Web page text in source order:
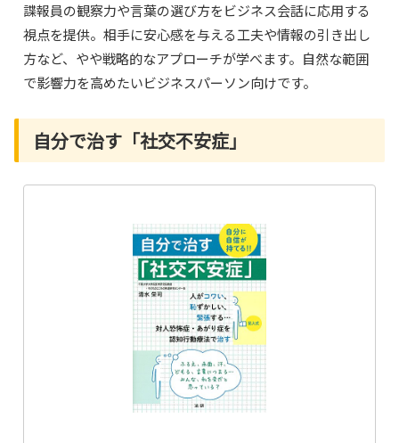
諜報員の観察力や言葉の選び方をビジネス会話に応用する
視点を提供。相手に安心感を与える工夫や情報の引き出し
方など、やや戦略的なアプローチが学べます。自然な範囲
で影響力を高めたいビジネスパーソン向けです。
自分で治す「社交不安症」